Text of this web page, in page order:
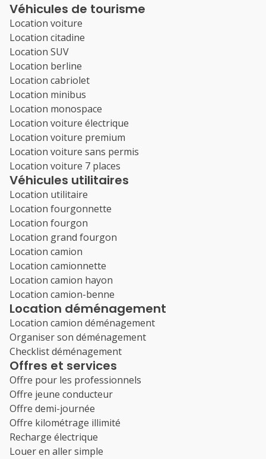
Véhicules de tourisme
Location voiture
Location citadine
Location SUV
Location berline
Location cabriolet
Location minibus
Location monospace
Location voiture électrique
Location voiture premium
Location voiture sans permis
Location voiture 7 places
Véhicules utilitaires
Location utilitaire
Location fourgonnette
Location fourgon
Location grand fourgon
Location camion
Location camionnette
Location camion hayon
Location camion-benne
Location déménagement
Location camion déménagement
Organiser son déménagement
Checklist déménagement
Offres et services
Offre pour les professionnels
Offre jeune conducteur
Offre demi-journée
Offre kilométrage illimité
Recharge électrique
Louer en aller simple